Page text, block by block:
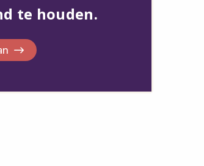
te houden.